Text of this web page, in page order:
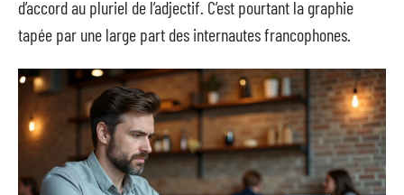
d’accord au pluriel de l’adjectif. C’est pourtant la graphie
tapée par une large part des internautes francophones.